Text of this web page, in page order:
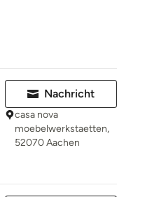
Nachricht
casa nova
moebelwerkstaetten,
52070 Aachen